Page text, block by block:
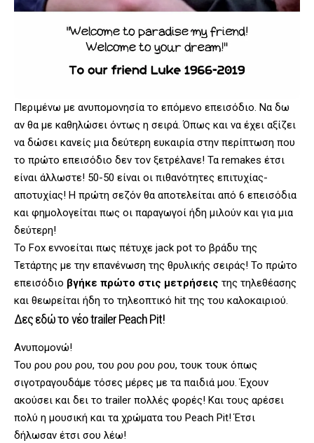
Περιμένω με ανυπομονησία το επόμενο επεισόδιο. Να δω
αν θα με καθηλώσει όντως η σειρά. Όπως και να έχει αξίζει
να δώσει κανείς μια δεύτερη ευκαιρία στην περίπτωση που
το πρώτο επεισόδιο δεν τον ξετρέλανε! Τα remakes έτσι
είναι άλλωστε! 50-50 είναι οι πιθανότητες επιτυχίας-
αποτυχίας! Η πρώτη σεζόν θα αποτελείται από 6 επεισόδια
και φημολογείται πως οι παραγωγοί ήδη μιλούν και για μια
δεύτερη!
To Fox εννοείται πως πέτυχε jack pot το βράδυ της
Τετάρτης με την επανένωση της θρυλικής σειράς! Το πρώτο
επεισόδιο βγήκε πρώτο στις μετρήσεις της τηλεθέασης
και θεωρείται ήδη το τηλεοπτικό hit της του καλοκαιριού.
Δες εδώ το νέο trailer Peach Pit!
Ανυπομονώ!
Του ρου ρου ρου, του ρου ρου ρου, τουκ τουκ όπως
σιγοτραγουδάμε τόσες μέρες με τα παιδιά μου. Έχουν
ακούσει και δει το trailer πολλές φορές! Και τους αρέσει
πολύ η μουσική και τα χρώματα του Peach Pit! Έτσι
δήλωσαν έτσι σου λέω!